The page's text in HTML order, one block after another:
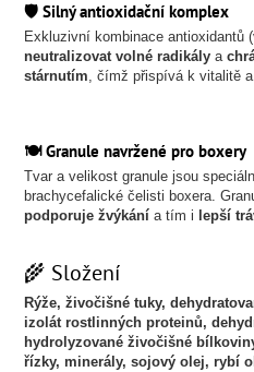
🛡️ Silný antioxidační komplex
Exkluzivní kombinace antioxidantů
neutralizovat volné radikály a
stárnutím, čímž přispívá k vitalitě
🍽️ Granule navržené pro boxery
Tvar a velikost granule jsou
brachycefalické čelisti boxera.
podporuje žvýkání a tím i lepší
🌾 Složení
Rýže, živočišné tuky,
izolát rostlinných proteinů,
hydrolyzované živočišné
řízky, minerály, sojový olej, rybí